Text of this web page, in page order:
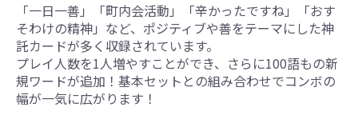
「一日一善」「町内会活動」「辛かったですね」「おす
そわけの精神」など、ポジティブや善をテーマにした神
託カードが多く収録されています。
プレイ人数を1人増やすことができ、さらに100語もの新
規ワードが追加！基本セットとの組み合わせでコンボの
幅が一気に広がります！